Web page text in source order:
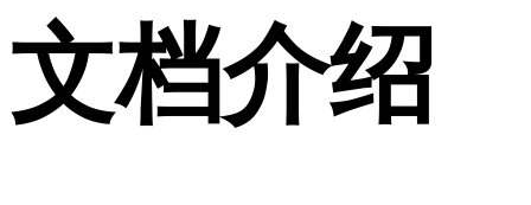
文档介绍